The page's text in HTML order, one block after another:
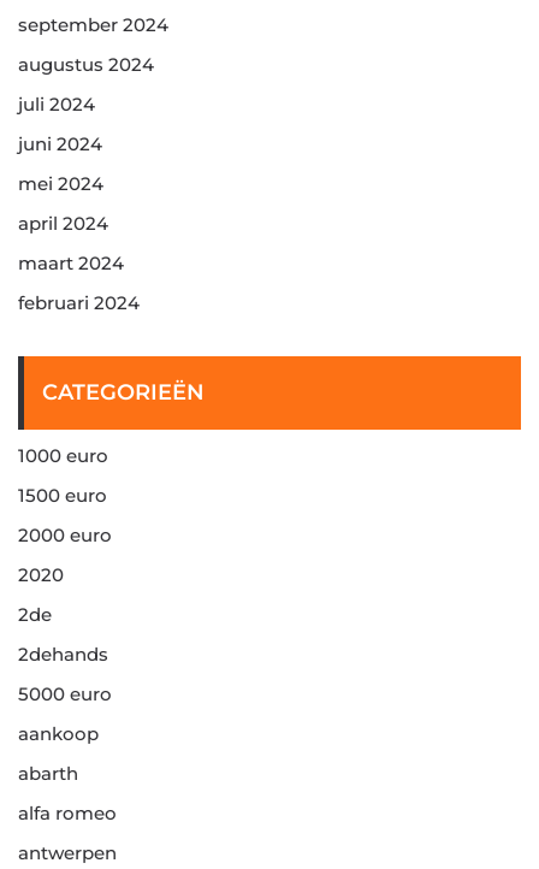
september 2024
augustus 2024
juli 2024
juni 2024
mei 2024
april 2024
maart 2024
februari 2024
CATEGORIEËN
1000 euro
1500 euro
2000 euro
2020
2de
2dehands
5000 euro
aankoop
abarth
alfa romeo
antwerpen